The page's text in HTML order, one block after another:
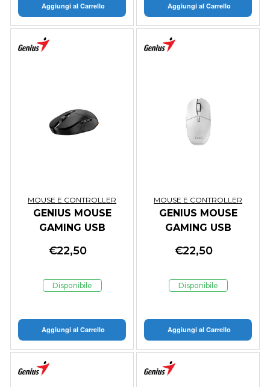
Aggiungi al Carrello Aggiungi al Carrello
MOUSE E CONTROLLER
GENIUS MOUSE
GAMING USB
BLK BT & 2.4GHz
AI
€22,50
Disponibile
Aggiungi al Carrello
MOUSE E CONTROLLER
GENIUS MOUSE
GAMING USB
WHITE BT & 2.4GHz
€22,50
Disponibile
Aggiungi al Carrello